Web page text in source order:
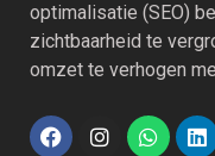
optimalisatie (SEO)
zichtbaarheid te
omzet te verhogen